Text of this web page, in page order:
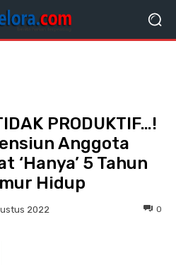
PRODUKTIF…!
Anggota
‘Hanya’ 5 Tahun
Hidup
2022 0